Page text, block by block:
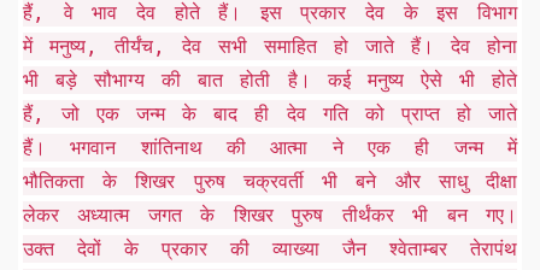
हैं, वे भाव देव होते हैं। इस प्रकार देव के इस विभाग
में मनुष्य, तीर्यंच, देव सभी समाहित हो जाते हैं। देव होना
भी बड़े सौभाग्य की बात होती है। कई मनुष्य ऐसे भी होते
हैं, जो एक जन्म के बाद ही देव गति को प्राप्त हो जाते
हैं। भगवान शांतिनाथ की आत्मा ने एक ही जन्म में
भौतिकता के शिखर पुरुष चक्रवर्ती भी बने और साधु दीक्षा
लेकर अध्यात्म जगत के शिखर पुरुष तीर्थंकर भी बन गए।
उक्त देवों के प्रकार की व्याख्या जैन श्वेताम्बर तेरापंथ